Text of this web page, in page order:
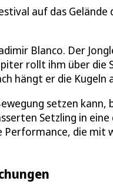
auf das
Blanco. Der
rollt ihm über
hängt er die
setzen
Setzling in
die mit